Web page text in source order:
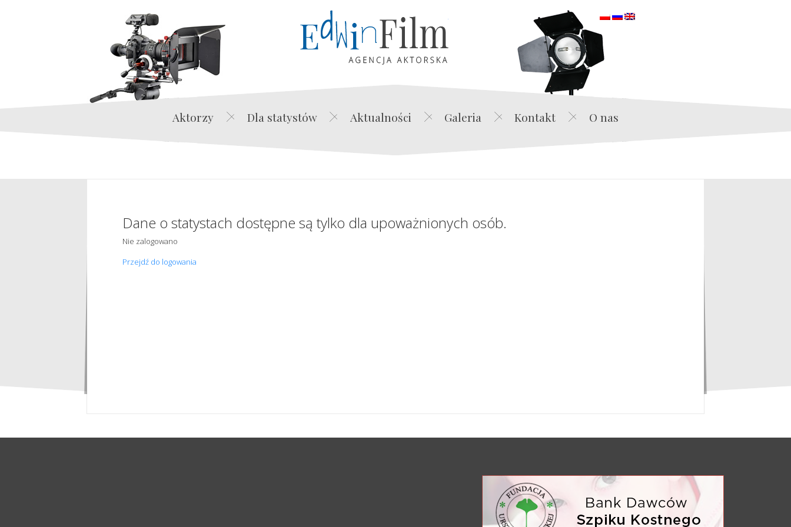
Edwin Film Agencja Aktorska
Aktorzy Dla statystów Aktualności Galeria Kontakt O nas
Dane o statystach dostępne są tylko dla upoważnionych osób.
Nie zalogowano
Przejdź do logowania